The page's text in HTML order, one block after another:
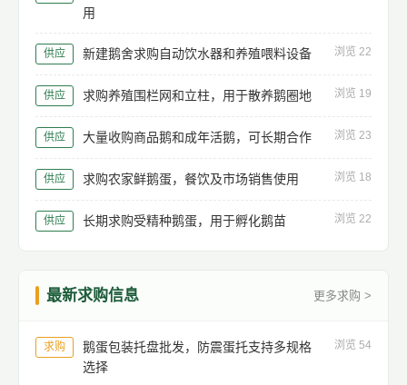
用
供应 新建鹅舍求购自动饮水器和养殖喂料设备 浏览 22
供应 求购养殖围栏网和立柱，用于散养鹅圈地 浏览 19
供应 大量收购商品鹅和成年活鹅，可长期合作 浏览 23
供应 求购农家鲜鹅蛋，餐饮及市场销售使用 浏览 18
供应 长期求购受精种鹅蛋，用于孵化鹅苗 浏览 22
最新求购信息 更多求购 >
求购
鹅蛋包装托盘批发，防震蛋托支持多规格
选择
浏览 54